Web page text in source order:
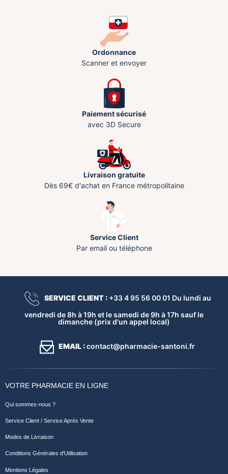
Ordonnance
Scanner et envoyer
Paiement sécurisé
avec 3D Secure
Livraison gratuite
Dès 69€ d'achat en France métropolitaine
Service Client
Par email ou téléphone
SERVICE CLIENT :+33 4 95 56 00 01 Du lundi au
vendredi de 8h à 19h et le samedi de 9h à 17h sauf le
dimanche (prix d'un appel local)
EMAIL :contact@pharmacie-santoni.fr
VOTRE PHARMACIE EN LIGNE
Qui sommes-nous ?
Service Client / Service Après Vente
Modes de Livraison
Conditions Générales d'Utilisation
Mentions Légales